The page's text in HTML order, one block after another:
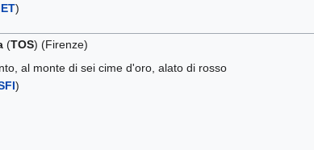
)
(TOS) (Firenze)
al monte di sei cime d'oro, alato di rosso
)